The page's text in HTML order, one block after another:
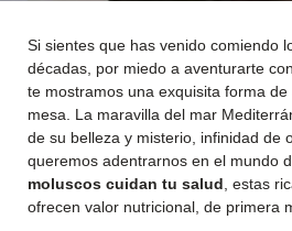
Si sientes que has venido comiendo
décadas, por miedo a aventurarte
te mostramos una exquisita forma
mesa. La maravilla del mar
de su belleza y misterio, infinidad de
queremos adentrarnos en el mundo
moluscos cuidan tu salud , estas
ofrecen valor nutricional, de primera